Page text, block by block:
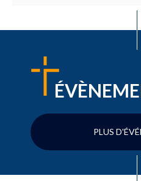
PLUS